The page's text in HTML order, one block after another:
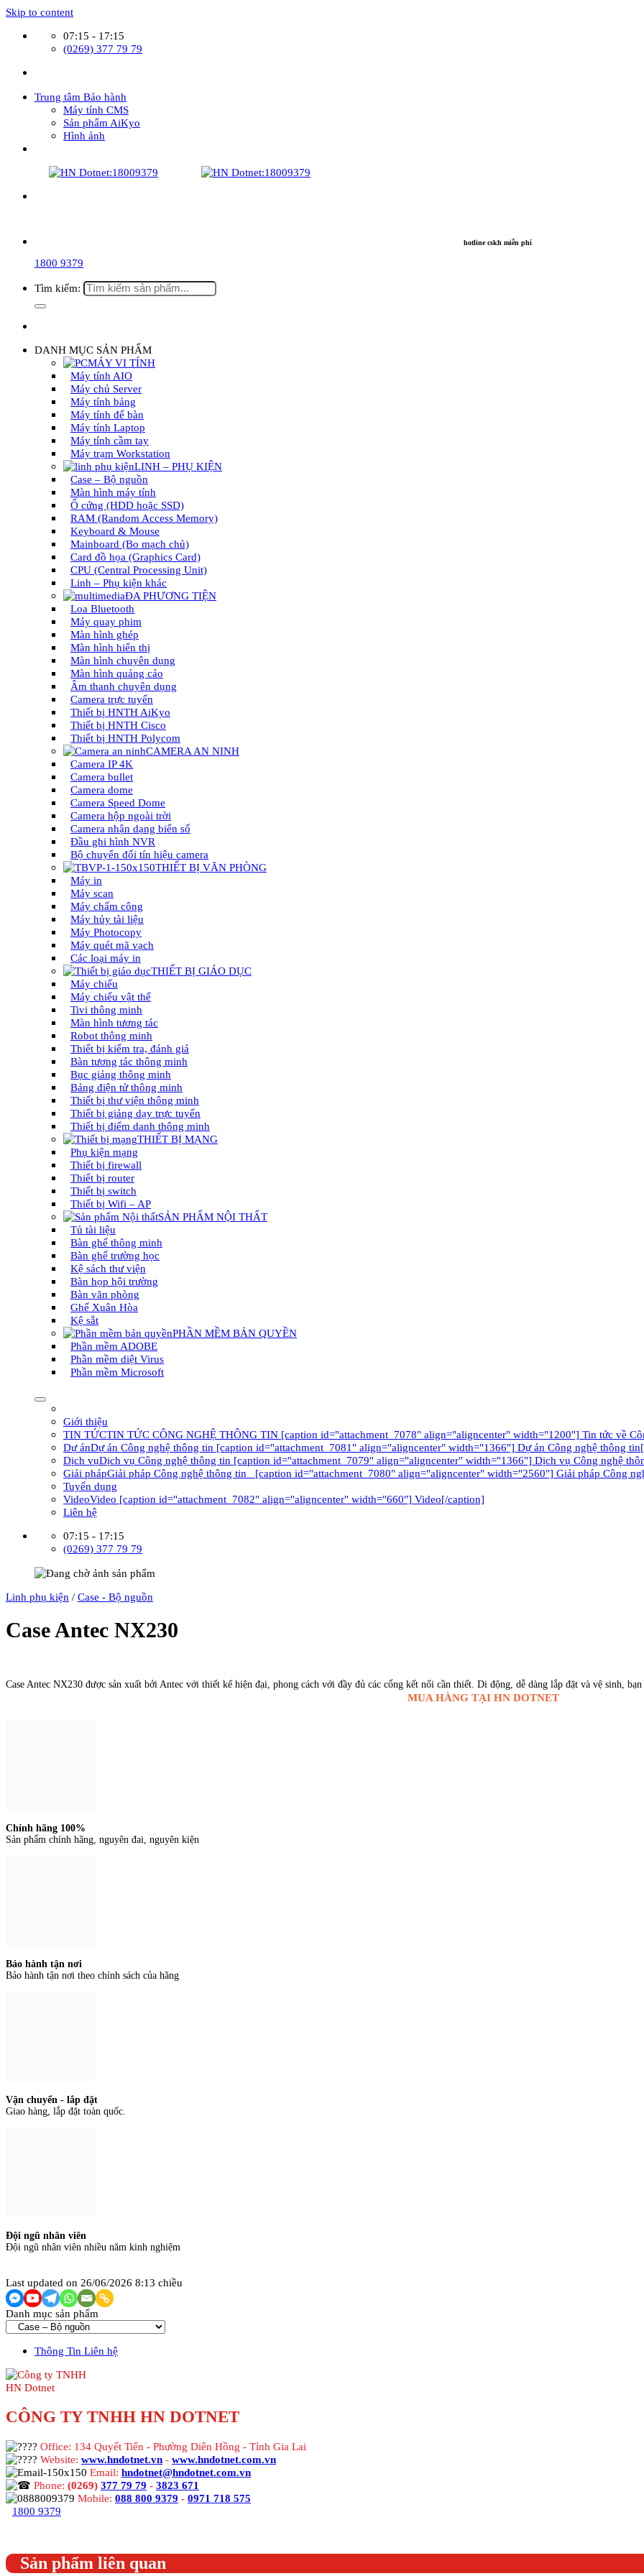
Skip to content
07:15 - 17:15
(0269) 377 79 79
Trung tâm Bảo hành
Máy tính CMS
Sản phẩm AiKyo
Hình ảnh
hotline cskh miễn phí
1800 9379
Tìm kiếm:
DANH MỤC SẢN PHẨM
MÁY VI TÍNH
Máy tính AIO
Máy chủ Server
Máy tính bảng
Máy tính để bàn
Máy tính Laptop
Máy tính cầm tay
Máy trạm Workstation
LINH – PHỤ KIỆN
Case – Bộ nguồn
Màn hình máy tính
Ổ cứng (HDD hoặc SSD)
RAM (Random Access Memory)
Keyboard & Mouse
Mainboard (Bo mạch chủ)
Card đồ họa (Graphics Card)
CPU (Central Processing Unit)
Linh – Phụ kiện khác
ĐA PHƯƠNG TIỆN
Loa Bluetooth
Máy quay phim
Màn hình ghép
Màn hình hiển thị
Màn hình chuyên dụng
Màn hình quảng cáo
Âm thanh chuyên dụng
Camera trực tuyến
Thiết bị HNTH AiKyo
Thiết bị HNTH Cisco
Thiết bị HNTH Polycom
CAMERA AN NINH
Camera IP 4K
Camera bullet
Camera dome
Camera Speed Dome
Camera hộp ngoài trời
Camera nhận dạng biển số
Đầu ghi hình NVR
Bộ chuyển đổi tín hiệu camera
THIẾT BỊ VĂN PHÒNG
Máy in
Máy scan
Máy chấm công
Máy hủy tài liệu
Máy Photocopy
Máy quét mã vạch
Các loại máy in
THIẾT BỊ GIÁO DỤC
Máy chiếu
Máy chiếu vật thể
Tivi thông minh
Màn hình tương tác
Robot thông minh
Thiết bị kiểm tra, đánh giá
Bàn tương tác thông minh
Bục giảng thông minh
Bảng điện tử thông minh
Thiết bị thư viện thông minh
Thiết bị giảng dạy trực tuyến
Thiết bị điểm danh thông minh
THIẾT BỊ MẠNG
Phụ kiện mạng
Thiết bị firewall
Thiết bị router
Thiết bị switch
Thiết bị Wifi – AP
SẢN PHẨM NỘI THẤT
Tủ tài liệu
Bàn ghế thông minh
Bàn ghế trường học
Kệ sách thư viện
Bàn họp hội trường
Bàn văn phòng
Ghế Xuân Hòa
Kệ sắt
PHẦN MỀM BẢN QUYỀN
Phần mềm ADOBE
Phần mềm diệt Virus
Phần mềm Microsoft
Giới thiệu
TIN TỨCTIN TỨC CÔNG NGHỆ THÔNG TIN [caption id="attachment_7078" align="aligncenter" width="1200"] Tin tức về
Dự ánDự án Công nghệ thông tin [caption id="attachment_7081" align="aligncenter" width="1366"] Dự án Công nghệ thông
Dịch vụDịch vụ Công nghệ thông tin [caption id="attachment_7079" align="aligncenter" width="1366"] Dịch vụ Công nghệ
Giải phápGiải pháp Công nghệ thông tin [caption id="attachment_7080" align="aligncenter" width="2560"] Giải pháp Công
Tuyển dụng
VideoVideo [caption id="attachment_7082" align="aligncenter" width="660"] Video[/caption]
Liên hệ
07:15 - 17:15
(0269) 377 79 79
Linh phụ kiện / Case - Bộ nguồn
Case Antec NX230
Case Antec NX230 được sản xuất bởi Antec với thiết kế hiện đại, phong cách với đầy đủ các cổng kết nối cần thiết. Di động, dễ dàng lắp đặt và vệ sinh,
MUA HÀNG TẠI HN DOTNET
Chính hãng 100%
Sản phẩm chính hãng, nguyên đai, nguyên kiện
Bảo hành tận nơi
Bảo hành tận nơi theo chính sách của hãng
Vận chuyển - lắp đặt
Giao hàng, lắp đặt toàn quốc.
Đội ngũ nhân viên
Đội ngũ nhân viên nhiều năm kinh nghiệm
Last updated on 26/06/2026 8:13 chiều
Danh mục sản phẩm
Thông Tin Liên hệ
CÔNG TY TNHH HN DOTNET
Office: 134 Quyết Tiến - Phường Diên Hồng - Tỉnh Gia Lai
Website: www.hndotnet.vn - www.hndotnet.com.vn
Email: hndotnet@hndotnet.com.vn
Phone: (0269) 377 79 79 - 3823 671
Mobile: 088 800 9379 - 0971 718 575
1800 9379
Sản phẩm liên quan